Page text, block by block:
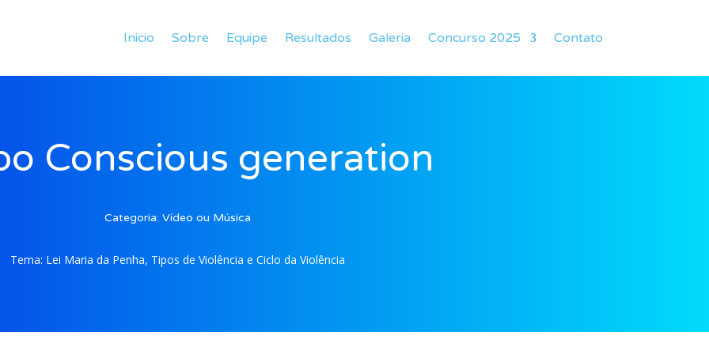
Inicio Sobre Equipe Resultados Galeria Concurso 2025 Contato
Conscious generation
Categoria: Vídeo ou Música
Tema: Lei Maria da Penha, Tipos de Violência e Ciclo da Violência